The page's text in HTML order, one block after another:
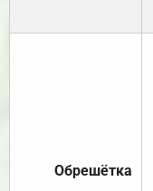
Обрешётка